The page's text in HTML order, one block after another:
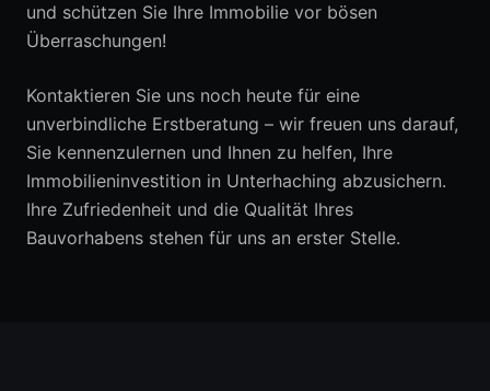
und schützen Sie Ihre Immobilie vor bösen
Überraschungen!
Kontaktieren Sie uns noch heute für eine
unverbindliche Erstberatung – wir freuen uns darauf,
Sie kennenzulernen und Ihnen zu helfen, Ihre
Immobilieninvestition in Unterhaching abzusichern.
Ihre Zufriedenheit und die Qualität Ihres
Bauvorhabens stehen für uns an erster Stelle.